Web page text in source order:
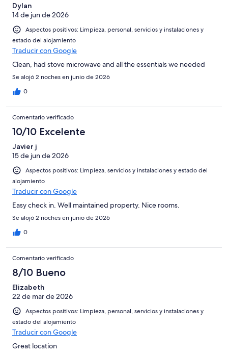
Dylan
14 de jun de 2026
Aspectos positivos: Limpieza, personal, servicios y instalaciones y
estado del alojamiento
Traducir con Google
Clean, had stove microwave and all the essentials we needed
Se alojó 2 noches en junio de 2026
0
Comentario verificado
10/10 Excelente
Javier j
15 de jun de 2026
Aspectos positivos: Limpieza, servicios y instalaciones y estado del
alojamiento
Traducir con Google
Easy check in. Well maintained property. Nice rooms.
Se alojó 2 noches en junio de 2026
0
Comentario verificado
8/10 Bueno
Elizabeth
22 de mar de 2026
Aspectos positivos: Limpieza, personal, servicios y instalaciones y
estado del alojamiento
Traducir con Google
Great location